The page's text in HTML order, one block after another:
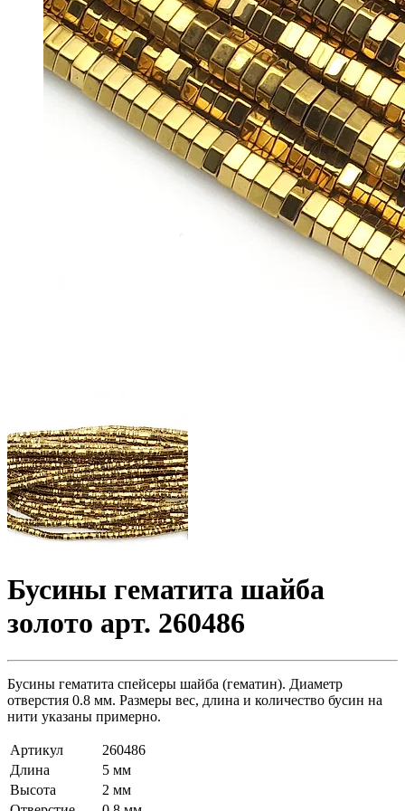
Бусины гематита шайба
золото арт. 260486
Бусины гематита спейсеры шайба (гематин). Диаметр
отверстия 0.8 мм. Размеры вес, длина и количество бусин на
нити указаны примерно.
Артикул
260486
Длина
5 мм
Высота
2 мм